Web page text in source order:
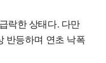
락한 상태다. 다만
반등하며 연초 낙폭